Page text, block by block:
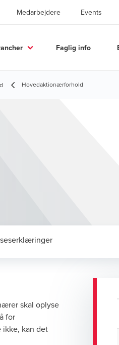
Medarbejdere Events
Faglig info
Hovedaktionærforhold
skal oplyse
for
kan det